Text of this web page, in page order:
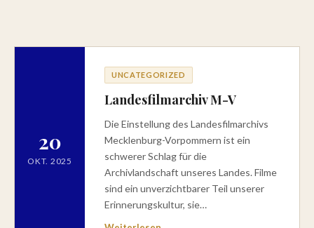
20
OKT. 2025
UNCATEGORIZED
Landesfilmarchiv M-V
Die Einstellung des Landesfilmarchivs
Mecklenburg-Vorpommern ist ein
schwerer Schlag für die
Archivlandschaft unseres Landes. Filme
sind ein unverzichtbarer Teil unserer
Erinnerungskultur, sie…